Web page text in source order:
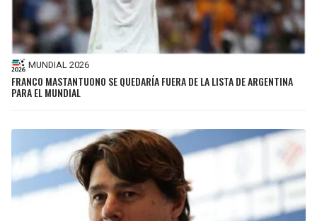
MUNDIAL 2026
FRANCO MASTANTUONO SE QUEDARÍA FUERA DE LA LISTA DE ARGENTINA
PARA EL MUNDIAL